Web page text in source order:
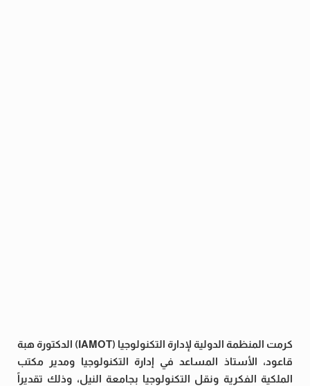
كرمت المنظمة الدولية لإدارة التكنولوجيا (IAMOT) الدكتورة هبة
قاعود، الأستاذ المساعد في إدارة التكنولوجيا ومدير مكتب
الملكية الفكرية ونقل التكنولوجيا بجامعة النيل، وذلك تقديراً